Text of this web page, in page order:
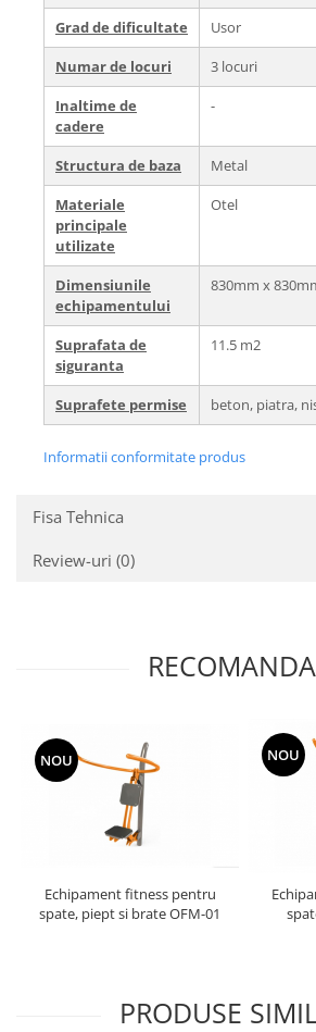
Grad de dificultate
Usor
Numar de locuri
3 locuri
Inaltime de
cadere
-
Structura de baza
Metal
Materiale
principale
utilizate
Otel
Dimensiunile
echipamentului
830mm x
Suprafata de
siguranta
11.5 m2
Suprafete permise beton, piatra,
Informatii conformitate produs
Fisa Tehnica
Review-uri (0)
NOU
Echipament fitness pentru
spate, piept si brate OFM-01
NOU
PRODUSE